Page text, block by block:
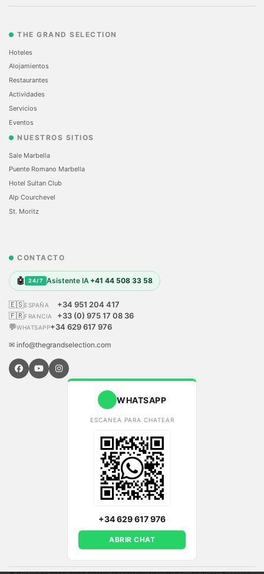
THE GRAND SELECTION
Hoteles
Alojamientos
Restaurantes
Actividades
Servicios
Eventos
NUESTROS SITIOS
Sale Marbella
Puente Romano Marbella
Hotel Sultan Club
Alp Courchevel
St. Moritz
CONTACTO
🤖 24/7 Asistente IA +41 44 508 33 58
🇪🇸ESPAÑA
+34 951 204 417
🇫🇷FRANCIA
+33 (0) 975 17 08 36
💬WHATSAPP+34 629 617 976
✉ info@thegrandselection.com
WHATSAPP
ESCANEA PARA CHATEAR
+34 629 617 976
ABRIR CHAT